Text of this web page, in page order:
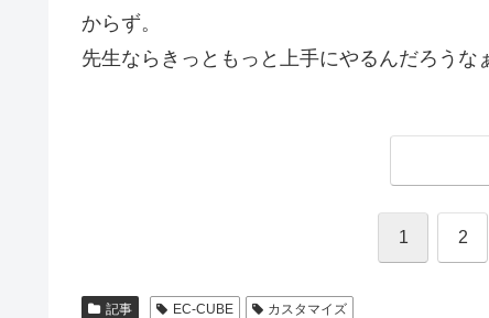
からず。
先生ならきっともっと上手にやるんだろうな
1 2
記事 EC-CUBE カスタマイズ